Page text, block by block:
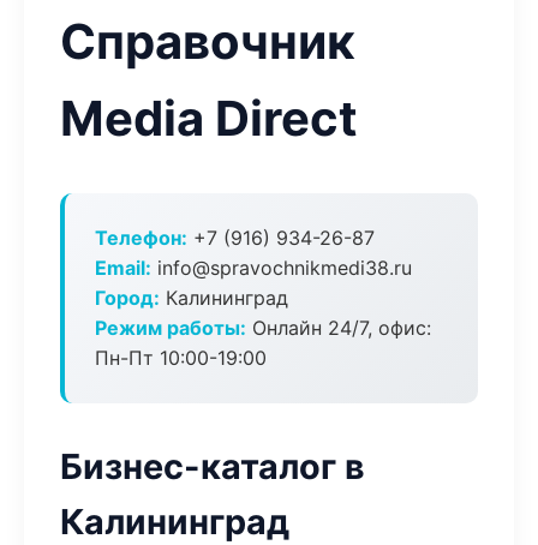
Справочник
Media Direct
Телефон: +7 (916) 934-26-87
Email: info@spravochnikmedi38.ru
Город: Калининград
Режим работы: Онлайн 24/7, офис:
Пн-Пт 10:00-19:00
Бизнес-каталог в
Калининград